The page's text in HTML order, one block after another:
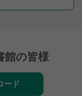
館の皆様
ード